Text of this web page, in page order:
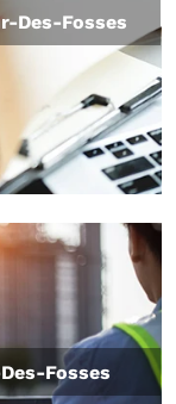
Des-Fosses
Fosses